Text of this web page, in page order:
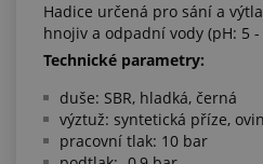
Hadice určená pro sání a
hnojiv a odpadní vody (pH: 5 -
Technické parametry:
duše: SBR, hladká, černá
výztuž: syntetická příze,
pracovní tlak: 10 bar